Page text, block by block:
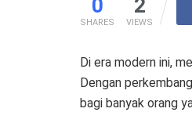
0
SHARES
2
VIEWS
Di era modern ini,
Dengan
bagi banyak orang